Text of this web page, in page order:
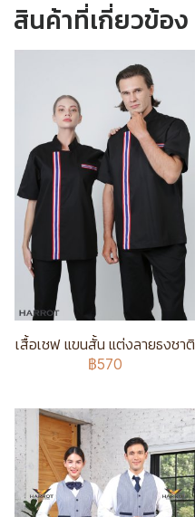
สินค้าที่เกี่ยวข้อง
เสื้อเชฟ แขนสั้น แต่งลายธงชาติ
฿570